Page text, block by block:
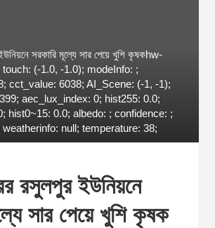
সরকারি মূল্যে সার পেয়ে খুশি কৃষকhw-
(-1.0, -1.0); modeInfo: ;
cct_value: 6038; AI_Scene: (-1, -1);
aec_lux_index: 0; hist255: 0.0;
hist0~15: 0.0; albedo: ; confidence: ;
null; temperature: 38;
রসুলপুর ইউনিয়নে
সার পেয়ে খুশি কৃষক